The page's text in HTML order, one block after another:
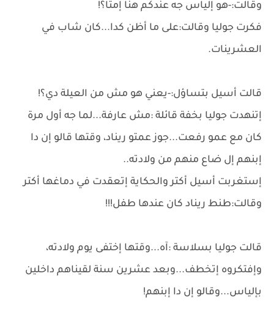
وقالت:-هو إلياس جه عندكم هنا إمتا؟!
فكرت جوليا وقالت:على ما أظن كدا...كان شاب في
العشرينات.
قالت أسيل بتساؤل:-يعني هو مش من العيلة دي؟!
إتنهدت جوليا بخفة قائلة :مش عارفة...لما جه أول مرة
كان مع عمو رفعت...جوز عمتو ريناد، وقتها قالو إن دا
إبنهم إل ضاع منهم من ولادته..
إستغربت أسيل أكتر والحكاية إتعقدت في دماغها أكتر
وقالت:طنط ريناد كان عندها طفل!!!
قالت جوليا بسلاسة :آه...وقتها إختفى يوم ولادته،
وإفتكروه إتخطف...وبعد عشرين سنة لقيناهم داخلين
بإلياس...وقالو إن دا إبنهم!